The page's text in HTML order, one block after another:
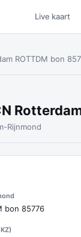
Live kaart
ROTTDM bon
Rijnmond
bon 85776